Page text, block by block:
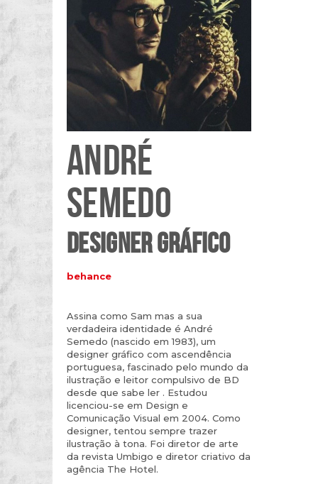
ANDRÉ
SEMEDO
DESIGNER GRÁFICO
behance
Assina como Sam mas a sua
verdadeira identidade é André
Semedo (nascido em 1983), um
designer gráfico com ascendência
portuguesa, fascinado pelo mundo da
ilustração e leitor compulsivo de BD
desde que sabe ler . Estudou
licenciou-se em Design e
Comunicação Visual em 2004. Como
designer, tentou sempre trazer
ilustração à tona. Foi diretor de arte
da revista Umbigo e diretor criativo da
agência The Hotel.